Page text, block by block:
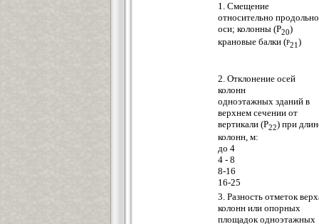
1. Смещение
относительно
оси; колонны (Р20)
крановые балки (р21)
2. Отклонение осей
колонн
одноэтажных зданий в
верхнем сечении от
вертикали (Р22) при
колонн, м:
до 4
4 - 8
8-16
16-25
3. Разность отметок
колонн или опорных
площадок одноэтажных